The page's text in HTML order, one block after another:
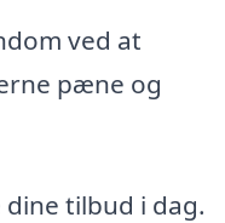
ved at
pæne og
tilbud i dag.